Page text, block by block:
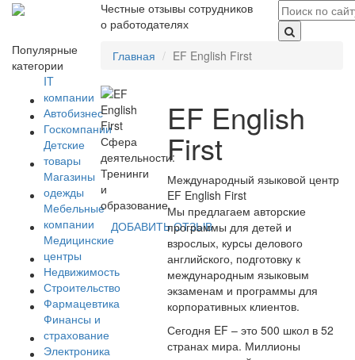
Честные отзывы сотрудников
о работодателях
Популярные
категории
IT
компании
Автобизнес
Госкомпании
Детские
товары
Магазины
одежды
Мебельные
компании
Медицинские
центры
Недвижимость
Строительство
Фармацевтика
Финансы и
страхование
Электроника
Главная EF English First
Сфера
деятельности:
Тренинги
и
образование
ДОБАВИТЬ ОТЗЫВ
EF English
First
Международный языковой центр
EF English First
Мы предлагаем авторские
программы для детей и
взрослых, курсы делового
английского, подготовку к
международным языковым
экзаменам и программы для
корпоративных клиентов.
Сегодня EF – это 500 школ в 52
странах мира. Миллионы